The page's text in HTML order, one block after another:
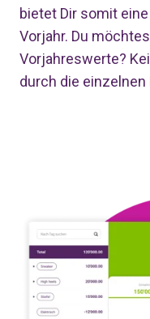
bietet Dir somit
Vorjahr. Du
Vorjahreswerte?
durch die